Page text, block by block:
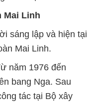
Mai Linh
sáng lập và hiện tại
Mai Linh.
năm 1976 đến
bang Nga. Sau
tác tại Bộ xây